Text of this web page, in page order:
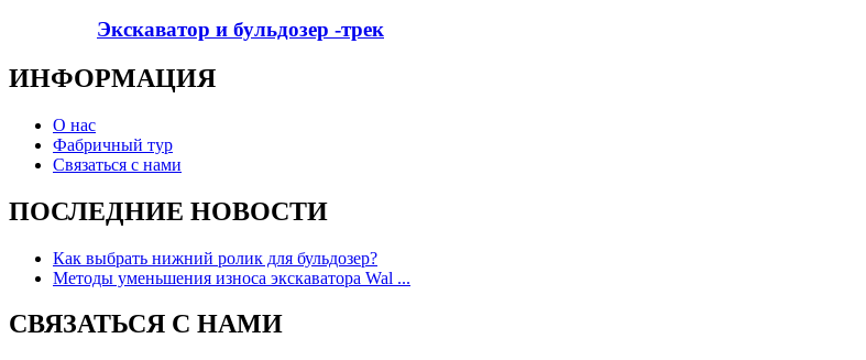
Экскаватор и бульдозер -трек
ИНФОРМАЦИЯ
О нас
Фабричный тур
Связаться с нами
ПОСЛЕДНИЕ НОВОСТИ
Как выбрать нижний ролик для бульдозер?
Методы уменьшения износа экскаватора Wal ...
СВЯЗАТЬСЯ С НАМИ